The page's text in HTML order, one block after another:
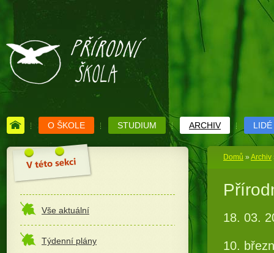
O ŠKOLE STUDIUM ARCHIV LIDÉ
Vše aktuální
Týdenní plány
Domů » Archiv
18. 03.
10.